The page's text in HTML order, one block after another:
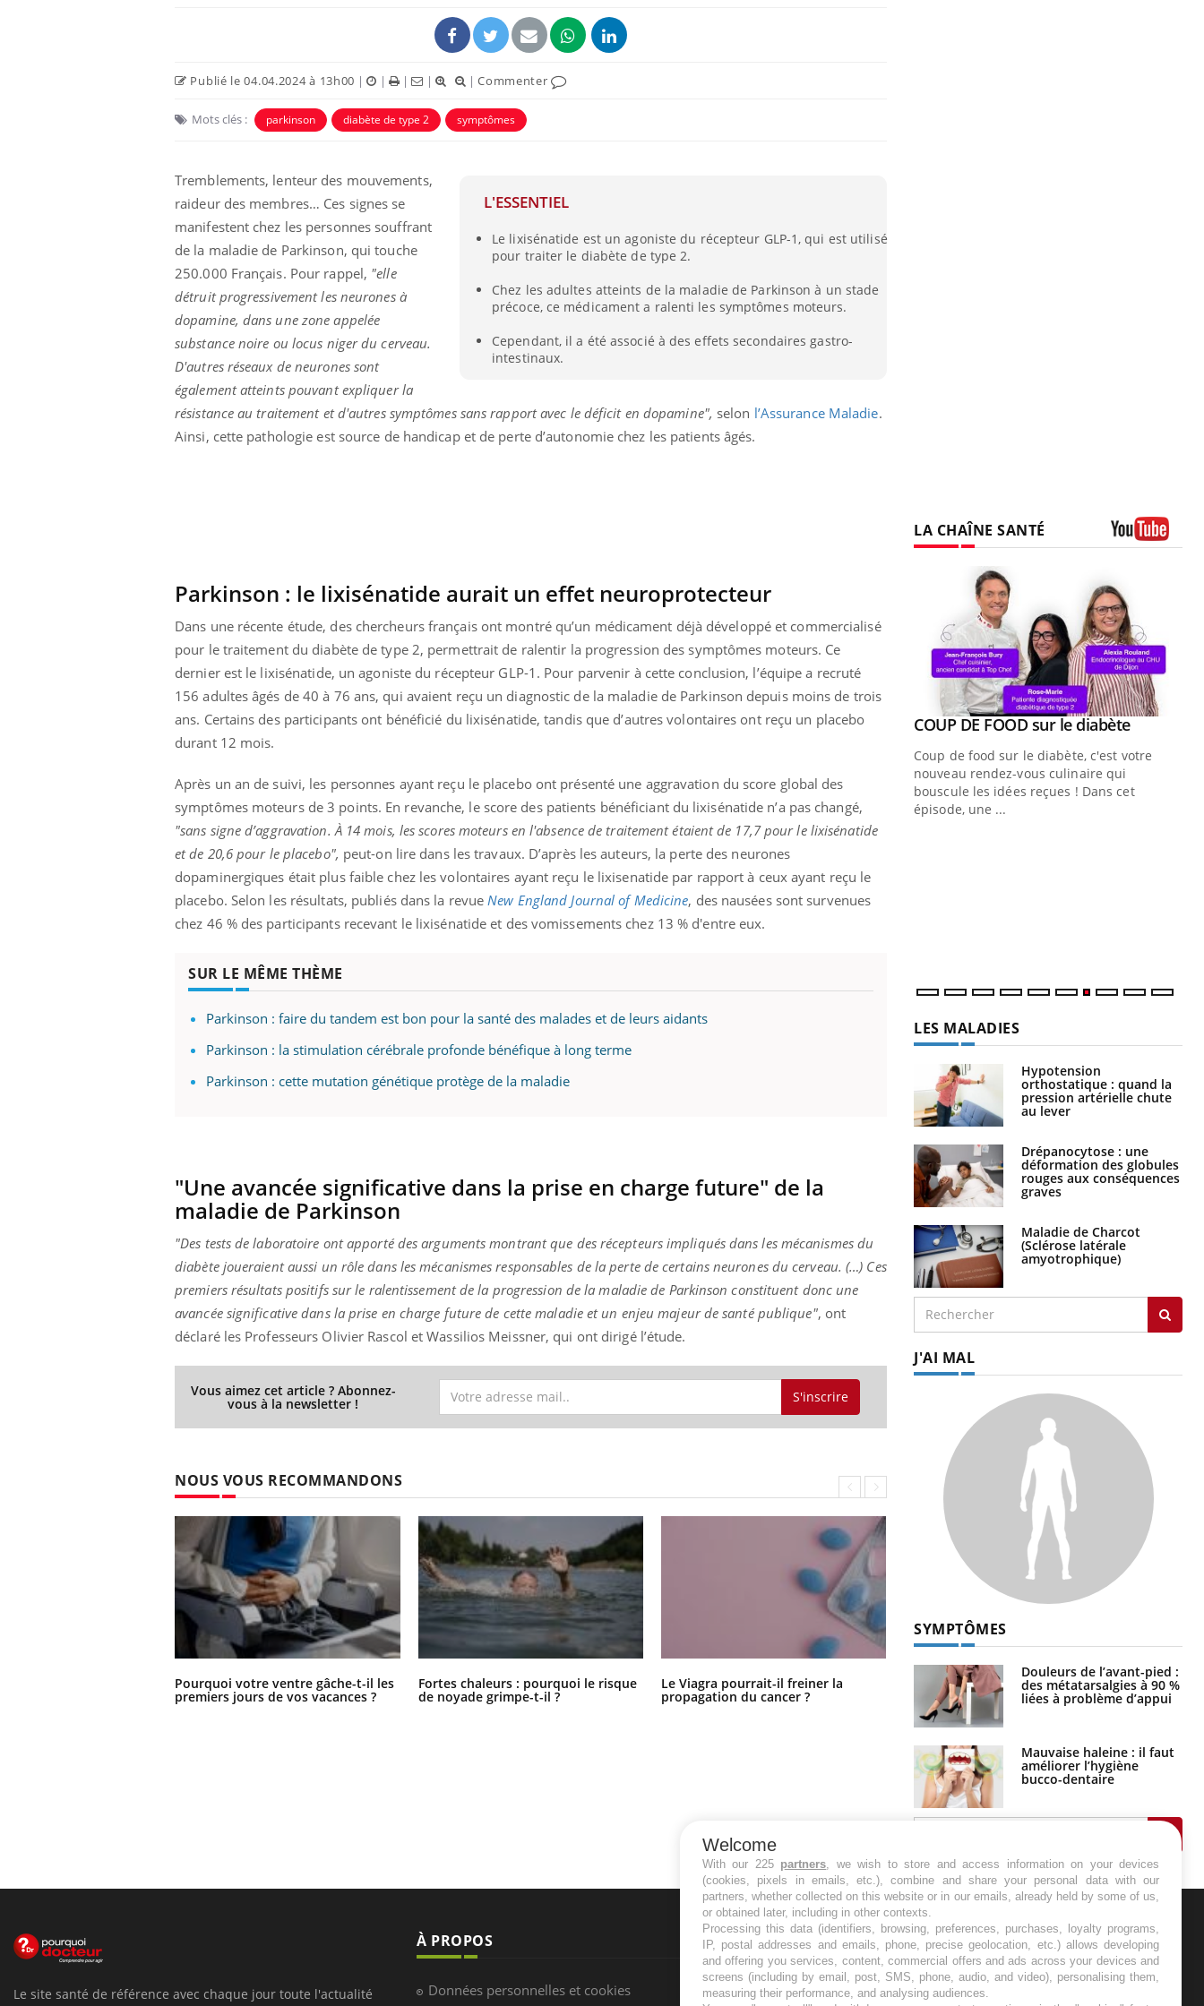
Publié le 04.04.2024 à 13h00 | | | | |Commenter
Mots clés : parkinson diabète de type 2 symptômes
L'ESSENTIEL
Le lixisénatide est un agoniste du récepteur GLP-1, qui est utilisé
pour traiter le diabète de type 2.
Chez les adultes atteints de la maladie de Parkinson à un stade
précoce, ce médicament a ralenti les symptômes moteurs.
Cependant, il a été associé à des effets secondaires gastro-
intestinaux.
Tremblements, lenteur des mouvements,
raideur des membres… Ces signes se
manifestent chez les personnes souffrant
de la maladie de Parkinson, qui touche
250.000 Français. Pour rappel, "elle
détruit progressivement les neurones à
dopamine, dans une zone appelée
substance noire ou locus niger du cerveau.
D'autres réseaux de neurones sont
également atteints pouvant expliquer la
résistance au traitement et d'autres symptômes sans rapport avec le déficit en dopamine", selon l’Assurance Maladie.
Ainsi, cette pathologie est source de handicap et de perte d’autonomie chez les patients âgés.
Parkinson : le lixisénatide aurait un effet neuroprotecteur
Dans une récente étude, des chercheurs français ont montré qu’un médicament déjà développé et commercialisé
pour le traitement du diabète de type 2, permettrait de ralentir la progression des symptômes moteurs. Ce
dernier est le lixisénatide, un agoniste du récepteur GLP-1. Pour parvenir à cette conclusion, l’équipe a recruté
156 adultes âgés de 40 à 76 ans, qui avaient reçu un diagnostic de la maladie de Parkinson depuis moins de trois
ans. Certains des participants ont bénéficié du lixisénatide, tandis que d’autres volontaires ont reçu un placebo
durant 12 mois.
Après un an de suivi, les personnes ayant reçu le placebo ont présenté une aggravation du score global des
symptômes moteurs de 3 points. En revanche, le score des patients bénéficiant du lixisénatide n’a pas changé,
"sans signe d’aggravation. À 14 mois, les scores moteurs en l'absence de traitement étaient de 17,7 pour le lixisénatide
et de 20,6 pour le placebo", peut-on lire dans les travaux. D’après les auteurs, la perte des neurones
dopaminergiques était plus faible chez les volontaires ayant reçu le lixisenatide par rapport à ceux ayant reçu le
placebo. Selon les résultats, publiés dans la revue New England Journal of Medicine, des nausées sont survenues
chez 46 % des participants recevant le lixisénatide et des vomissements chez 13 % d'entre eux.
SUR LE MÊME THÈME
Parkinson : faire du tandem est bon pour la santé des malades et de leurs aidants
Parkinson : la stimulation cérébrale profonde bénéfique à long terme
Parkinson : cette mutation génétique protège de la maladie
"Une avancée significative dans la prise en charge future" de la
maladie de Parkinson
"Des tests de laboratoire ont apporté des arguments montrant que des récepteurs impliqués dans les mécanismes du
diabète joueraient aussi un rôle dans les mécanismes responsables de la perte de certains neurones du cerveau. (…) Ces
premiers résultats positifs sur le ralentissement de la progression de la maladie de Parkinson constituent donc une
avancée significative dans la prise en charge future de cette maladie et un enjeu majeur de santé publique", ont
déclaré les Professeurs Olivier Rascol et Wassilios Meissner, qui ont dirigé l’étude.
Vous aimez cet article ? Abonnez-
vous à la newsletter ! S'inscrire
NOUS VOUS RECOMMANDONS
Pourquoi votre ventre gâche-t-il les
premiers jours de vos vacances ?
Fortes chaleurs : pourquoi le risque
de noyade grimpe-t-il ?
Le Viagra pourrait-il freiner la
propagation du cancer ?
Pourquoi manger moins de
protéines pourrait finalement être
bénéfique
LA CHAÎNE SANTÉ
Eczéma Chronique des Mains : se
préparer pour l’été !Youtube
rythme de vie ! Vacances, plage, piscine,
soleil, activités en plein air… Nos mains
Youtube
Diabète & Ramadan 2026Youtube
diabète, c'est une période de questions, de
défis, mais ...
Youtube
Un « jumeau numérique » pour
Un établissement lié à un groupe
mutualiste innove en matière de bilan de
santé : l'utilisation d'un « jumeau
numérique » permet ...
Youtube
COUP DE FOOD sur le diabèteYoutube
Coup de food sur le diabète, c'est votre
nouveau rendez-vous culinaire qui
bouscule les idées reçues ! Dans cet
épisode, une ...
LES MALADIES
Hypotension
orthostatique : quand la
pression artérielle chute
au lever
Drépanocytose : une
déformation des globules
rouges aux conséquences
graves
Maladie de Charcot
(Sclérose latérale
amyotrophique)
J'AI MAL
SYMPTÔMES
Douleurs de l’avant-pied :
des métatarsalgies à 90 %
liées à problème d’appui
Mauvaise haleine : il faut
améliorer l’hygiène
bucco-dentaire
Le site santé de référence avec chaque jour toute l'actualité
À PROPOS
Données personnelles et cookies
NEWSLETTER
Recevez toutes les semaines les meilleures
infos santé
Welcome
With our 225 partners, we wish to store and access information on your devices
(cookies, pixels in emails, etc.), combine and share your personal data with our
partners, whether collected on this website or in our emails, already held by some of us,
or obtained later, including in other contexts.
Processing this data (identifiers, browsing, preferences, purchases, loyalty programs,
IP, postal addresses and emails, phone, precise geolocation, etc.) allows developing
and offering you services, content, commercial offers and ads across your devices and
screens (including by email, post, SMS, phone, audio, and video), personalising them,
measuring their performance, and analysing audiences.